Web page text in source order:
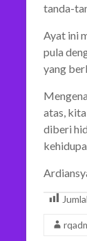
tanda-
Ayat ini
pula
yang
atas,
diberi